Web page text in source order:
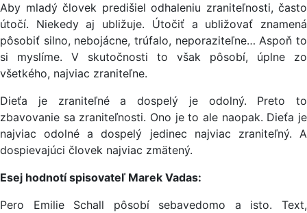
Aby mladý človek predišiel odhaleniu zraniteľnosti, často
útočí. Niekedy aj ubližuje. Útočiť a ubližovať znamená
pôsobiť silno, nebojácne, trúfalo, neporaziteľne… Aspoň to
si myslíme. V skutočnosti to však pôsobí, úplne zo
všetkého, najviac zraniteľne.
Dieťa je zraniteľné a dospelý je odolný. Preto to
zbavovanie sa zraniteľnosti. Ono je to ale naopak. Dieťa je
najviac odolné a dospelý jedinec najviac zraniteľný. A
dospievajúci človek najviac zmätený.
Esej hodnotí spisovateľ Marek Vadas:
Pero Emilie Schall pôsobí sebavedomo a isto. Text,